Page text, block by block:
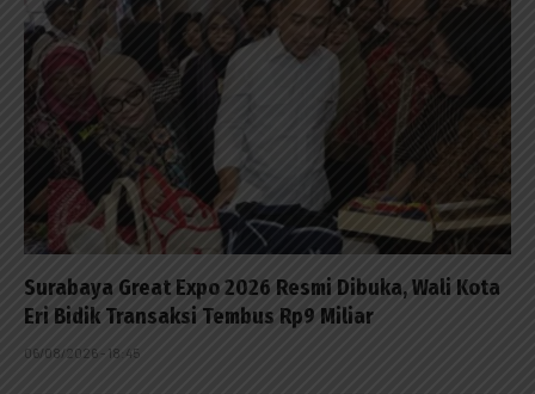
Surabaya Great Expo 2026 Resmi Dibuka, Wali Kota
Eri Bidik Transaksi Tembus Rp9 Miliar
06/08/2026 - 18:45